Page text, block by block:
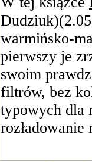
warmińsko-
pierwszy je
swoim
filtrów, bez
typowych dla
rozładowanie